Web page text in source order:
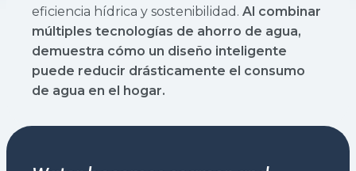
eficiencia hídrica y sostenibilidad. Al combinar
múltiples tecnologías de ahorro de agua,
demuestra cómo un diseño inteligente
puede reducir drásticamente el consumo
de agua en el hogar.